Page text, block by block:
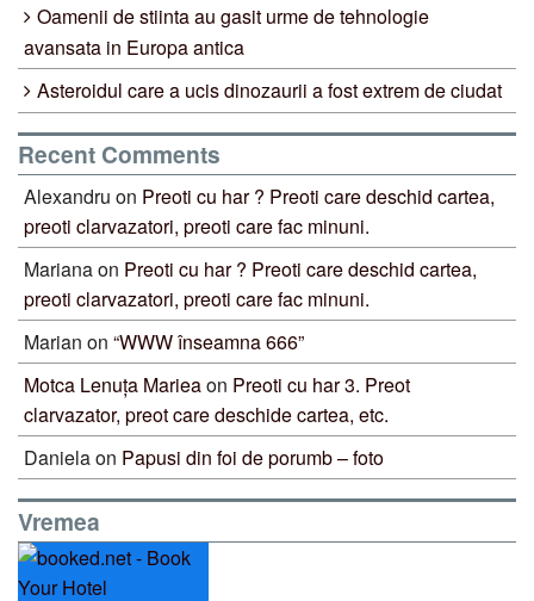
Oamenii de stiinta au gasit urme de tehnologie
avansata in Europa antica
Asteroidul care a ucis dinozaurii a fost extrem de ciudat
Recent Comments
Alexandru on Preoti cu har ? Preoti care deschid cartea,
preoti clarvazatori, preoti care fac minuni.
Marianaon Preoti cu har ? Preoti care deschid cartea,
preoti clarvazatori, preoti care fac minuni.
Marian on “WWW înseamna 666”
Motca Lenuța Marieaon Preoti cu har 3. Preot
clarvazator, preot care deschide cartea, etc.
Danielaon Papusi din foi de porumb – foto
Vremea